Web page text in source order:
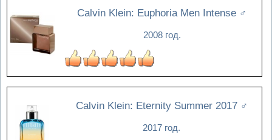
Calvin Klein: Euphoria Men Intense ♂
2008 год.
Calvin Klein: Eternity Summer 2017 ♂
2017 год.